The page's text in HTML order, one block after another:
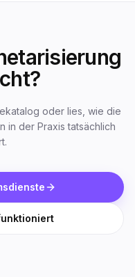
oder lies, wie die
in der Praxis tatsächlich